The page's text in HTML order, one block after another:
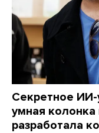
Секретное ИИ-
умная
разработала